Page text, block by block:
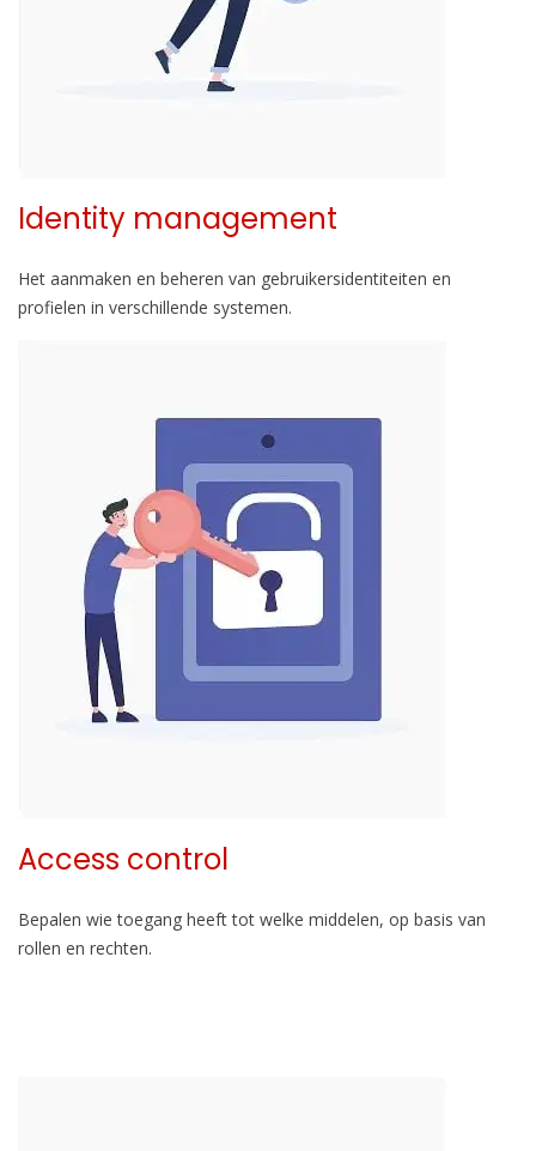
Identity management
Het aanmaken en beheren van gebruikersidentiteiten en
profielen in verschillende systemen.
Access control
Bepalen wie toegang heeft tot welke middelen, op basis van
rollen en rechten.